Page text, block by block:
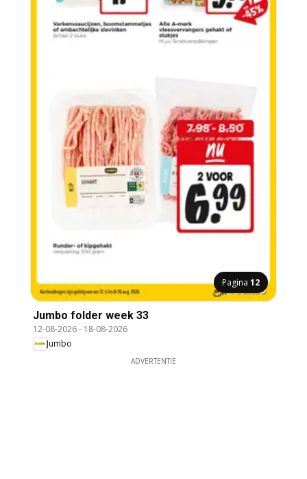
Pagina 12
Jumbo folder week 33
12-08-2026- 18-08-2026
Jumbo
ADVERTENTIE